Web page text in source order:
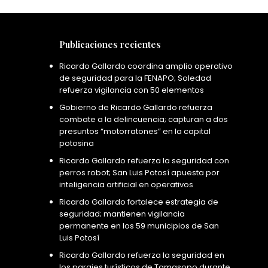
Publicaciones recientes
Ricardo Gallardo coordina amplio operativo
de seguridad para la FENAPO; Soledad
refuerza vigilancia con 50 elementos
Gobierno de Ricardo Gallardo refuerza
combate a la delincuencia; capturan a dos
presuntos “motorratones” en la capital
potosina
Ricardo Gallardo refuerza la seguridad con
perros robot; San Luis Potosí apuesta por
inteligencia artificial en operativos
Ricardo Gallardo fortalece estrategia de
seguridad; mantienen vigilancia
permanente en los 59 municipios de San
Luis Potosí
Ricardo Gallardo refuerza la seguridad en